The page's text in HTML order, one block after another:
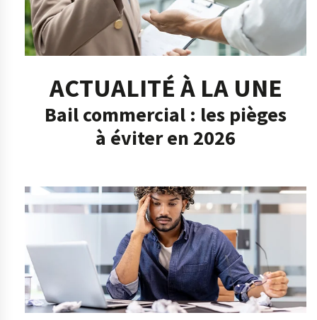
ACTUALITÉ À LA UNE
Bail commercial : les pièges
à éviter en 2026